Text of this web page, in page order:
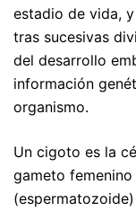
estadio de vida,
tras sucesivas
del desarrollo
información
organismo.
Un cigoto es la
gameto